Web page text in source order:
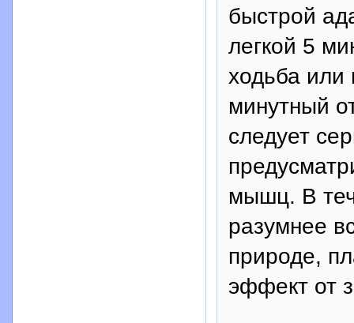
быстрой
легкой 5
ходьба или
минутный
следует
мышц. В
разумнее
природе,
эффект от